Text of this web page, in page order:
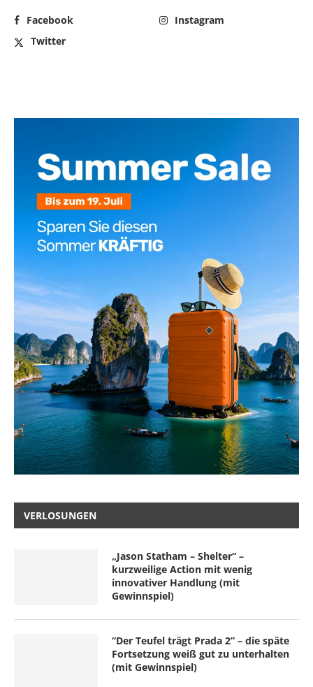
Facebook
Instagram
Twitter
VERLOSUNGEN
„Jason Statham – Shelter“ –
kurzweilige Action mit wenig
innovativer Handlung (mit
Gewinnspiel)
“Der Teufel trägt Prada 2” – die späte
Fortsetzung weiß gut zu unterhalten
(mit Gewinnspiel)